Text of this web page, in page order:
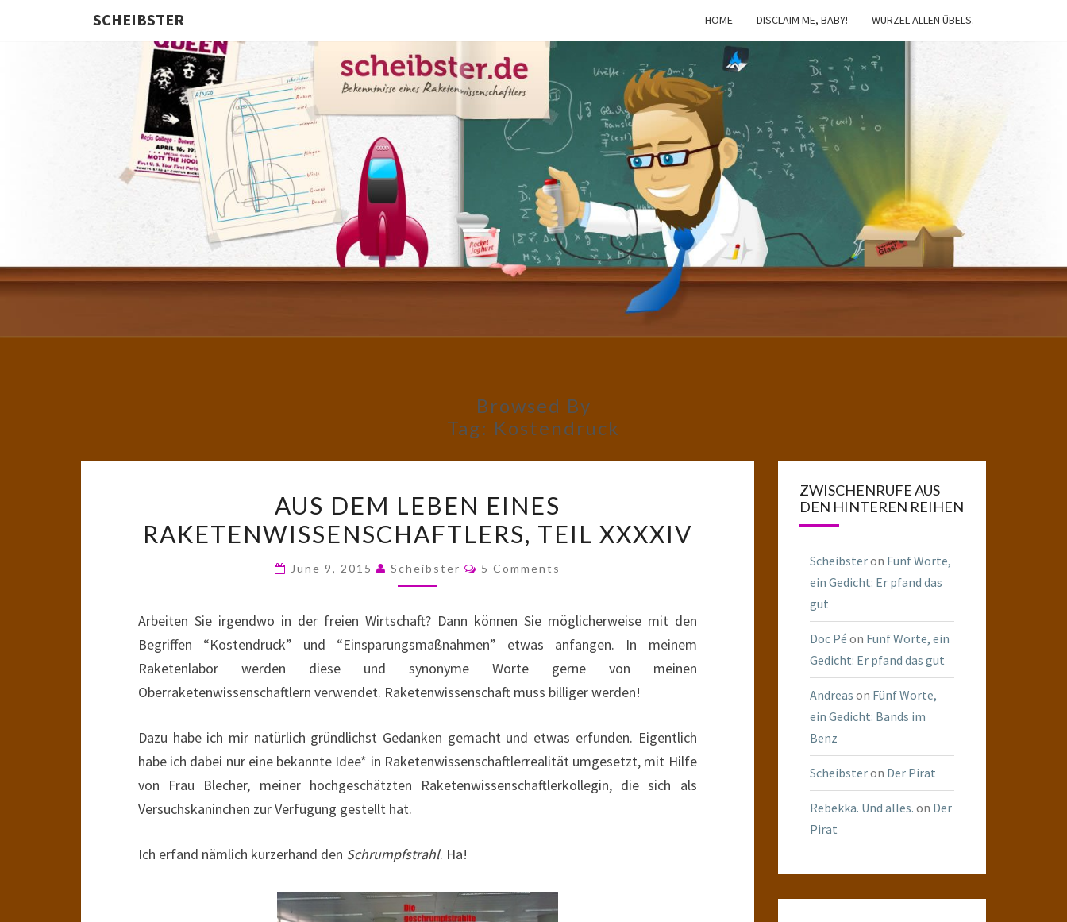
SCHEIBSTER HOME DISCLAIM ME, BABY! WURZEL ALLEN ÜBELS.
SCHEIBSTER
Gutbürgerliche
Reime Und
Mehr! In
Blogform.
Total Old
School!
Browsed By
Tag: Kostendruck
DEM
LEBEN
RAKETENWISSENSCHAFTLERS,
XXXXIV
AUS DEM LEBEN EINES
RAKETENWISSENSCHAFTLERS, TEIL XXXXIV
June 9, 2015 Scheibster Comments
5 Comments
Arbeiten Sie irgendwo in der freien Wirtschaft? Dann können Sie möglicherweise mit den
Begriffen “Kostendruck” und “Einsparungsmaßnahmen” etwas anfangen. In meinem
Raketenlabor werden diese und synonyme Worte gerne von meinen
Oberraketenwissenschaftlern verwendet. Raketenwissenschaft muss billiger werden!
Dazu habe ich mir natürlich gründlichst Gedanken gemacht und etwas erfunden. Eigentlich
habe ich dabei nur eine bekannte Idee* in Raketenwissenschaftlerrealität umgesetzt, mit Hilfe
von Frau Blecher, meiner hochgeschätzten Raketenwissenschaftlerkollegin, die sich als
Versuchskaninchen zur Verfügung gestellt hat.
Ich erfand nämlich kurzerhand den Schrumpfstrahl. Ha!
ZWISCHENRUFE AUS
DEN HINTEREN REIHEN
Scheibsteron Fünf Worte,
ein Gedicht: Er pfand das
gut
Doc Pé on Fünf Worte, ein
Gedicht: Er pfand das gut
Andreas on Fünf Worte,
ein Gedicht: Bands im
Benz
Scheibsteron Der Pirat
Rebekka. Und alles. on Der
Pirat